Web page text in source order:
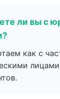
ли вы с
как с